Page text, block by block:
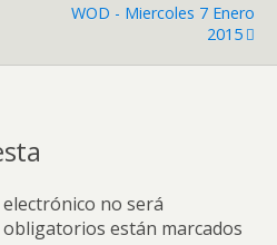
WOD - Miercoles 7 Enero
2015
no será
obligatorios están marcados